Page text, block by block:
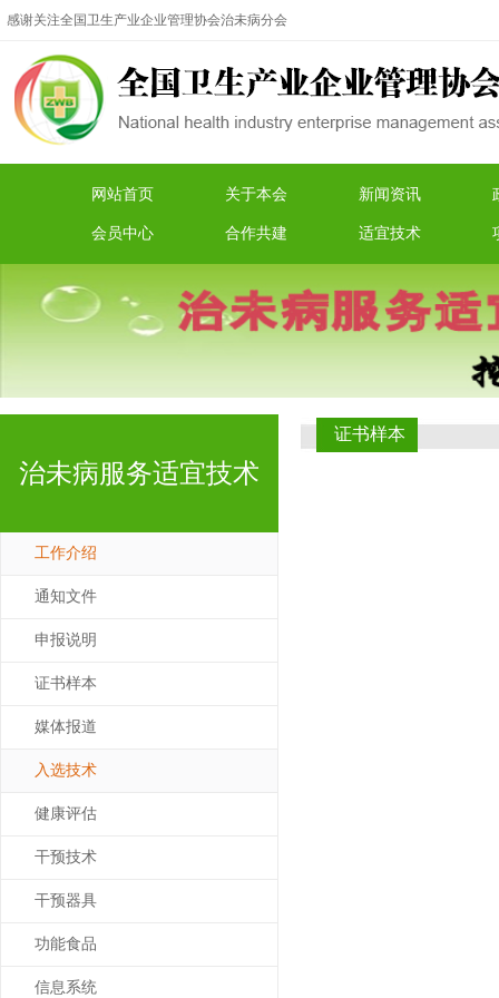
感谢关注全国卫生产业企业管理协会治未病分会
网站首页 关于本会 新闻资讯
会员中心 合作共建 适宜技术
治未病服务适宜技术
工作介绍
通知文件
申报说明
证书样本
媒体报道
入选技术
健康评估
干预技术
干预器具
功能食品
信息系统
证书样本